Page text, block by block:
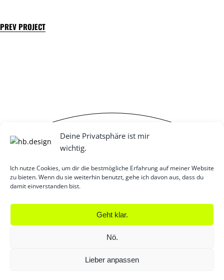
Deine Privatsphäre ist mir
wichtig.
Ich nutze Cookies, um dir die bestmögliche Erfahrung auf meiner Website
zu bieten. Wenn du sie weiterhin benutzt, gehe ich davon aus, dass du
damit einverstanden bist.
Geht klar.
Nö.
Lieber anpassen
PREV PROJECT